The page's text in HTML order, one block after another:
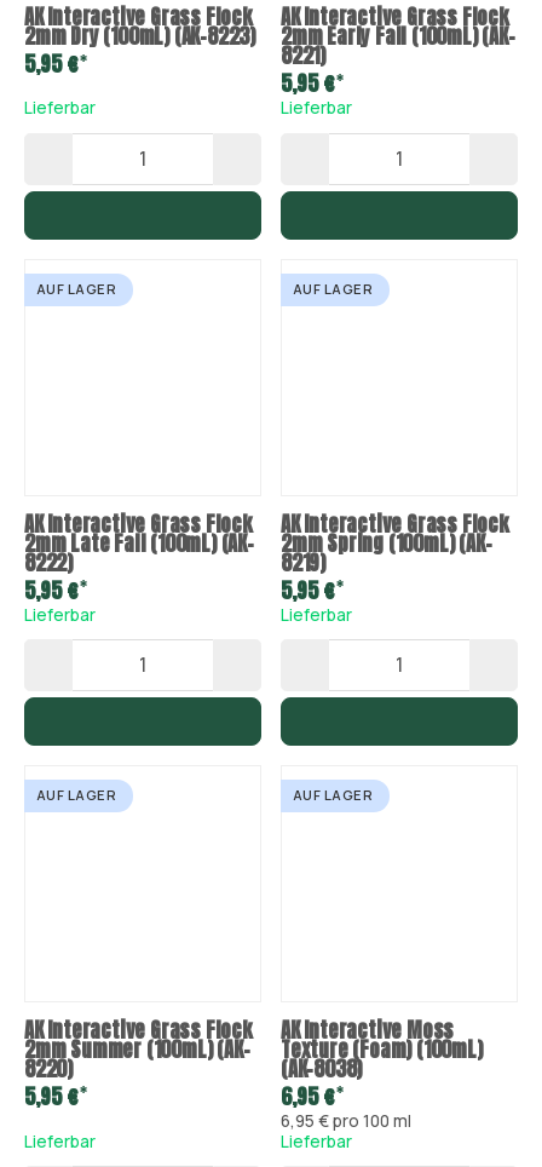
AK Interactive Grass Flock
2mm Dry (100mL) (AK-8223)
5,95 €*
Lieferbar
AK Interactive Grass Flock
2mm Early Fall (100mL) (AK-
8221)
5,95 €*
Lieferbar
AUF LAGER
AK Interactive Grass Flock
2mm Late Fall (100mL) (AK-
8222)
5,95 €*
Lieferbar
AUF LAGER
AK Interactive Grass Flock
2mm Spring (100mL) (AK-
8219)
5,95 €*
Lieferbar
AUF LAGER
AK Interactive Grass Flock
2mm Summer (100mL) (AK-
8220)
5,95 €*
Lieferbar
AUF LAGER
AK Interactive Moss
Texture (Foam) (100mL)
(AK-8038)
6,95 €*
6,95 € pro 100 ml
Lieferbar